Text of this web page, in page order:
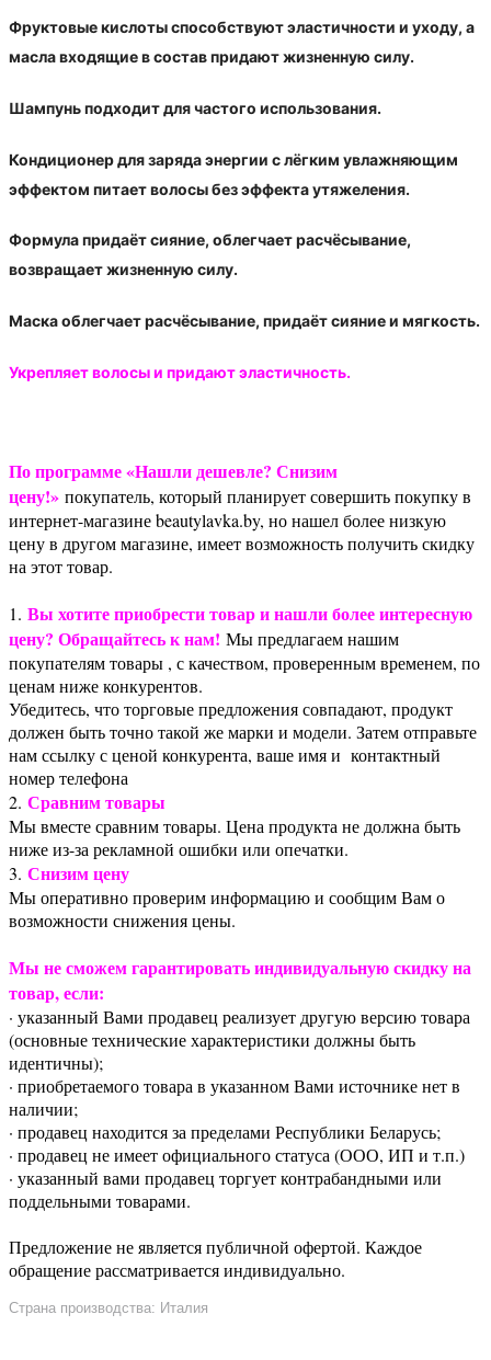
Фруктовые кислоты способствуют эластичности и уходу, а
масла входящие в состав придают жизненную силу.
Шампунь подходит для частого использования.
Кондиционер для заряда энергии с лёгким увлажняющим
эффектом питает волосы без эффекта утяжеления.
Формула придаёт сияние, облегчает расчёсывание,
возвращает жизненную силу.
Маска облегчает расчёсывание, придаёт сияние и мягкость.
Укрепляет волосы и придают эластичность.
По программе «Нашли дешевле? Снизим
цену!» покупатель, который планирует совершить покупку в
интернет-магазине beautylavka.by, но нашел более низкую
цену в другом магазине, имеет возможность получить скидку
на этот товар.
1. Вы хотите приобрести товар и нашли более интересную
цену? Обращайтесь к нам! Мы предлагаем нашим
покупателям товары , с качеством, проверенным временем, по
ценам ниже конкурентов.
Убедитесь, что торговые предложения совпадают, продукт
должен быть точно такой же марки и модели. Затем отправьте
нам ссылку с ценой конкурента, ваше имя и контактный
номер телефона
2. Сравним товары
Мы вместе сравним товары. Цена продукта не должна быть
ниже из-за рекламной ошибки или опечатки.
3. Снизим цену
Мы оперативно проверим информацию и сообщим Вам о
возможности снижения цены.
Мы не сможем гарантировать индивидуальную скидку на
товар, если:
· указанный Вами продавец реализует другую версию товара
(основные технические характеристики должны быть
идентичны);
· приобретаемого товара в указанном Вами источнике нет в
наличии;
· продавец находится за пределами Республики Беларусь;
· продавец не имеет официального статуса (ООО, ИП и т.п.)
· указанный вами продавец торгует контрабандными или
поддельными товарами.
Предложение не является публичной офертой. Каждое
обращение рассматривается индивидуально.
Страна производства: Италия